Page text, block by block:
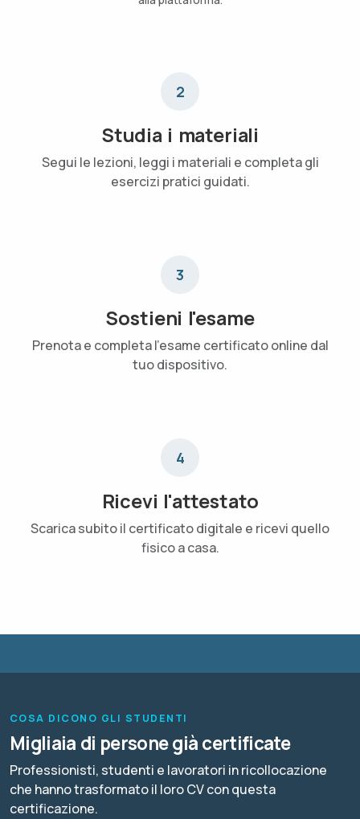
2
Studia i materiali
Segui le lezioni, leggi i materiali e completa gli
esercizi pratici guidati.
3
Sostieni l'esame
Prenota e completa l'esame certificato online dal
tuo dispositivo.
4
Ricevi l'attestato
Scarica subito il certificato digitale e ricevi quello
fisico a casa.
COSA DICONO GLI STUDENTI
Migliaia di persone già certificate
Professionisti, studenti e lavoratori in ricollocazione
che hanno trasformato il loro CV con questa
certificazione.